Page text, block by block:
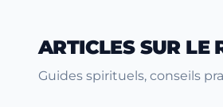
ARTICLES SUR LE
Guides spirituels, conseils